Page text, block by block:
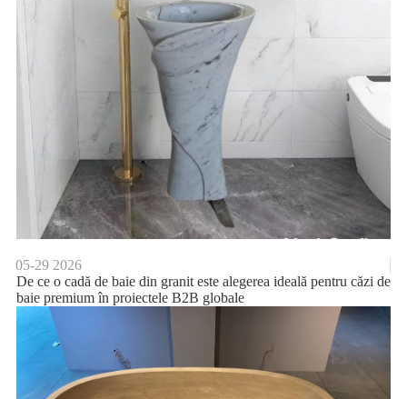
05-29 2026
De ce o cadă de baie din granit este alegerea ideală pentru căzi de
baie premium în proiectele B2B globale